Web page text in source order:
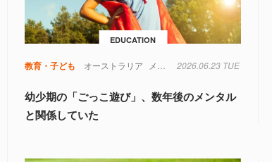
EDUCATION
教育・子ども オーストラリア メンタルヘルス 不安 子ども
2026.06.23 TUE
幼少期の「ごっこ遊び」、数年後のメンタル
と関係していた